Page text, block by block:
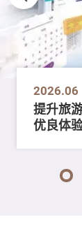
2026.06
提升旅
优良体
1